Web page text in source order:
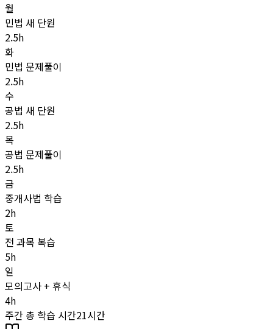
월
민법 새 단원
2.5h
화
민법 문제풀이
2.5h
수
공법 새 단원
2.5h
목
공법 문제풀이
2.5h
금
중개사법 학습
2h
토
전 과목 복습
5h
일
모의고사 + 휴식
4h
주간 총 학습 시간21시간